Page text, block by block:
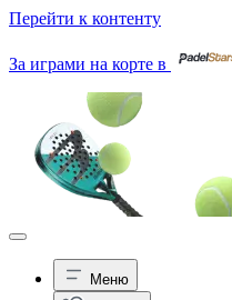
Перейти к контенту
За играми на корте в
Меню